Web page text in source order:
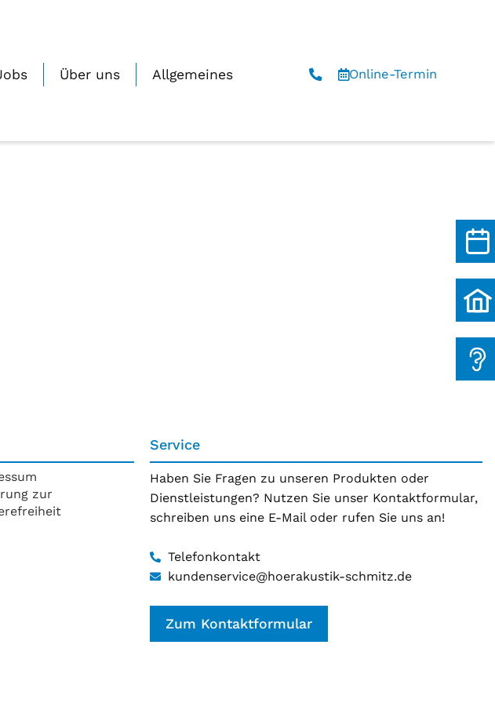
Über uns Allgemeines Online-Termin
zur
Service
Haben Sie Fragen zu unseren Produkten oder
Dienstleistungen? Nutzen Sie unser Kontaktformular,
schreiben uns eine E-Mail oder rufen Sie uns an!
Telefonkontakt
kundenservice@hoerakustik-schmitz.de
Zum Kontaktformular